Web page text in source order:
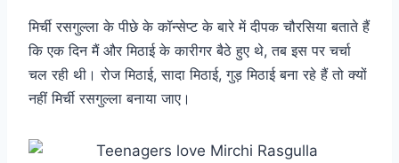
मिर्ची रसगुल्ला के पीछे के कॉन्सेप्ट के बारे में दीपक चौरसिया बताते हैं
कि एक दिन मैं और मिठाई के कारीगर बैठे हुए थे, तब इस पर चर्चा
चल रही थी। रोज मिठाई, सादा मिठाई, गुड़ मिठाई बना रहे हैं तो क्यों
नहीं मिर्ची रसगुल्ला बनाया जाए।